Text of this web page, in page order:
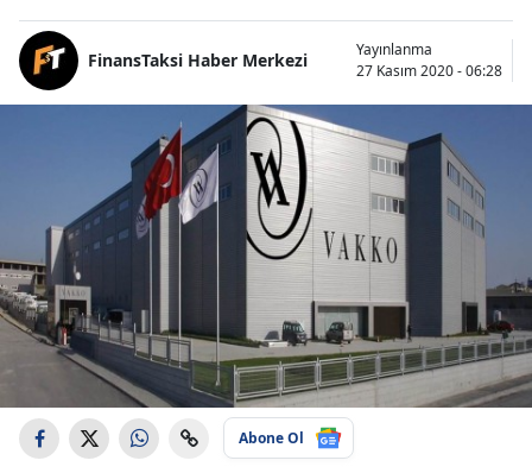
FinansTaksi Haber Merkezi
Yayınlanma
27 Kasım 2020 - 06:28
Abone Ol